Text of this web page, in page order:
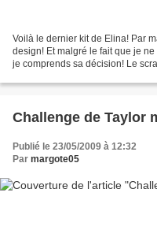
Voilà le dernier kit de Elina! Par
design! Et malgré le fait que je
je comprends sa décision! Le
Challenge de Taylor
Publié le 23/05/2009 à 12:32
Par margote05